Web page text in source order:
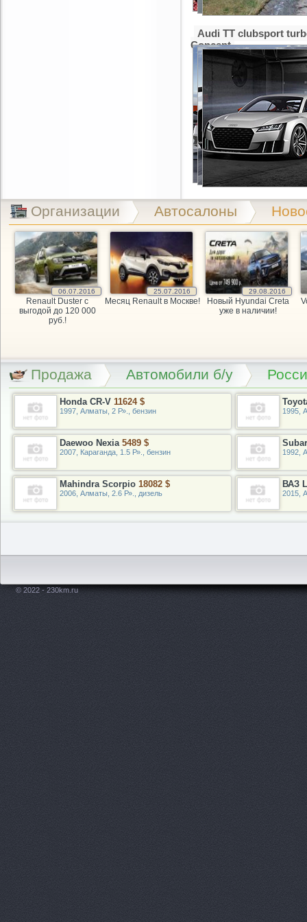
Audi TT clubsport
Concept
Организации Автосалоны
06.07.2016
Renault Duster с
выгодой до 120 000
руб.!
25.07.2016
Месяц Renault в Москве!
29.08.2016
Новый Hyundai Creta
уже в наличии!
Продажа Автомобили б/у
Honda CR-V 11624 $
1997, Алматы, 2 Р»., бензин 1995,
Daewoo Nexia 5489 $
2007, Караганда, 1.5 Р»., бензин 1992,
Mahindra Scorpio 18082 $
2006, Алматы, 2.6 Р»., дизель
ВАЗ
2015,
© 2022 - 230km.ru